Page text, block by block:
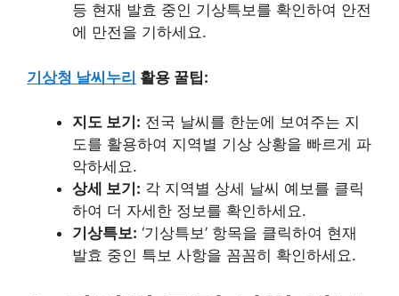
등 현재 발효 중인 기상특보를 확인하여 안전
에 만전을 기하세요.
기상청 날씨누리 활용 꿀팁:
지도 보기: 전국 날씨를 한눈에 보여주는 지
도를 활용하여 지역별 기상 상황을 빠르게 파
악하세요.
상세 보기: 각 지역별 상세 날씨 예보를 클릭
하여 더 자세한 정보를 확인하세요.
기상특보: ‘기상특보’ 항목을 클릭하여 현재
발효 중인 특보 사항을 꼼꼼히 확인하세요.